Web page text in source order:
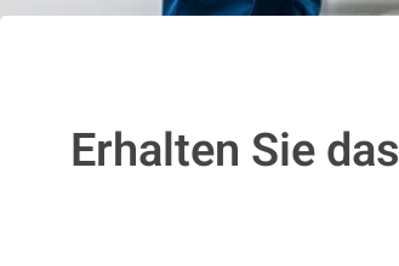
Erhalten Sie das